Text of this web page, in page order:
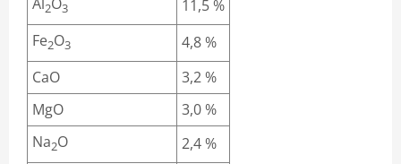
2 3
11,5 %
Fe2O3
4,8 %
CaO
3,2 %
MgO
3,0 %
Na2O
2,4 %